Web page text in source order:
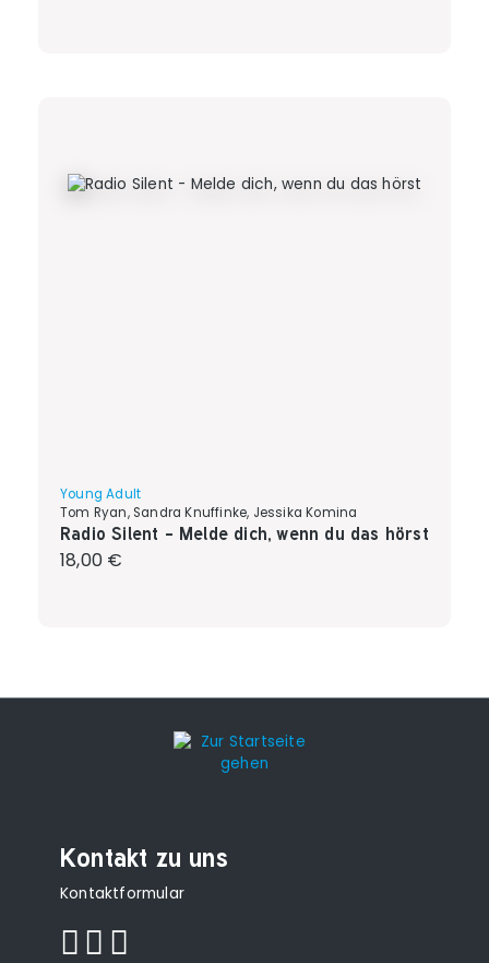
Young Adult
Tom Ryan, Sandra Knuffinke, Jessika Komina
Radio Silent - Melde dich, wenn du das hörst
Regulärer Preis:
18,00 €
Kontakt zu uns
Kontaktformular